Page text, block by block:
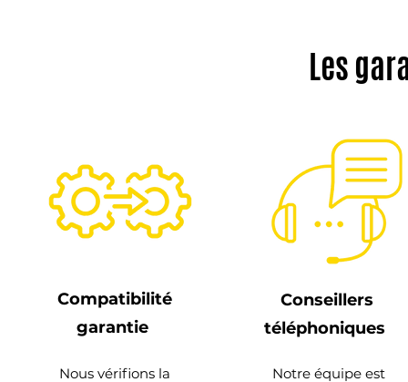
Les
Compatibilité
garantie
Nous vérifions la
Conseillers
téléphoniques
Notre équipe est